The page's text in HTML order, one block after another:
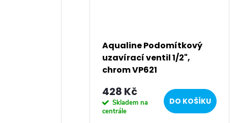
Aqualine Podomítkový
uzavírací ventil 1/2",
chrom VP621
428 Kč
Skladem na
centrále
DO KOŠÍKU